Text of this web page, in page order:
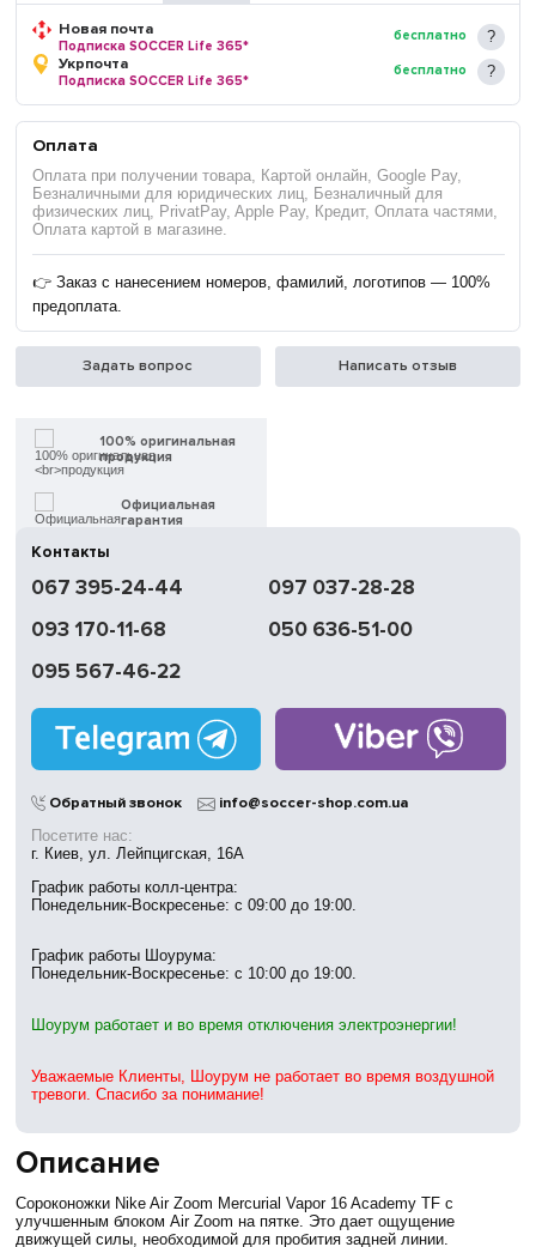
Новая почта
Подписка SOCCER Life 365*
бесплатно
Укрпочта
Подписка SOCCER Life 365*
бесплатно
Оплата
Оплата при получении товара, Картой онлайн, Google Pay,
Безналичными для юридических лиц, Безналичный для
физических лиц, PrivatPay, Apple Pay, Кредит, Оплата частями,
Оплата картой в магазине.
👉 Заказ с нанесением номеров, фамилий, логотипов — 100%
предоплата.
Задать вопрос Написать отзыв
100% оригинальная
продукция
Официальная
гарантия
доставка
Обмен | Возвращение
без выходных
Магазины
в Киеве
Описание
Сороконожки Nike Air Zoom Mercurial Vapor 16 Academy TF с
улучшенным блоком Air Zoom на пятке. Это дает ощущение
движущей силы, необходимой для пробития задней линии.
Контакты
067 395-24-44
097 037-28-28
093 170-11-68
050 636-51-00
095 567-46-22
Обратный звонок info@soccer-shop.com.ua
Посетите нас:
г. Киев, ул. Лейпцигская, 16А
График работы колл-центра:
Понедельник-Воскресенье: с 09:00 до 19:00.
График работы Шоурума:
Понедельник-Воскресенье: с 10:00 до 19:00.
Шоурум работает и во время отключения электроэнергии!
Уважаемые Клиенты, Шоурум не работает во время воздушной
тревоги. Спасибо за понимание!